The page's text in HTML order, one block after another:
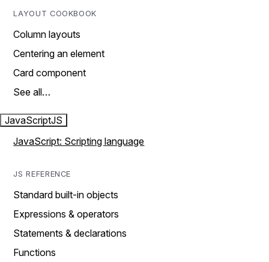
LAYOUT COOKBOOK
Column layouts
Centering an element
Card component
See all…
JavaScriptJS
JavaScript: Scripting language
JS REFERENCE
Standard built-in objects
Expressions & operators
Statements & declarations
Functions